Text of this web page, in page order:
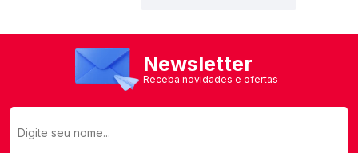
Newsletter
Receba novidades e ofertas